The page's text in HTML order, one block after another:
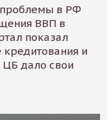
проблемы в РФ
ВВП в
показал
кредитования и
ЦБ дало свои